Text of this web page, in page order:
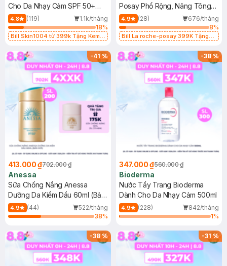
Cho Da Nhạy Cảm SPF 50+
50ml
4.8 (119)
1.1k/tháng
18%
Bill Skin1004 từ 399k Tặng Kem
SPF 50+ 20ml (SL Có Hạn)
Posay Phổ Rộng, Nâng Tông
Kiềm Dầu 50ml
4.9 (28)
676/tháng
8%
Bill La roche-posay 399K Tặng
(SL có hạn)
-41%
413.000 ₫702.000 ₫
Anessa
Sữa Chống Nắng Anessa
Dưỡng Da Kiềm Dầu 60ml (Bản
Mới)
4.9 (44)
522/tháng
38%
-38%
347.000 ₫560.000 ₫
Bioderma
Nước Tẩy Trang Bioderma
Dành Cho Da Nhạy Cảm 500ml
4.9 (228)
842/tháng
1%
-38% -31%